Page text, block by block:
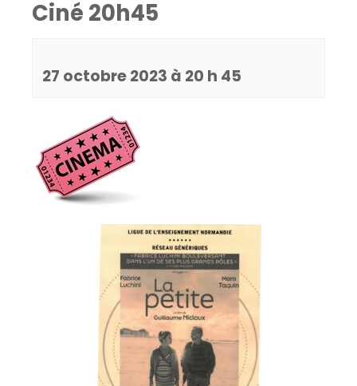
Ciné 20h45
27 octobre 2023 à 20 h 45